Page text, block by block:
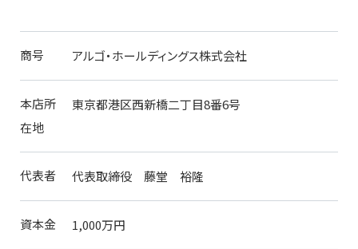
商号 アルゴ・ホールディングス株式会社
本店所
在地
東京都港区西新橋二丁目8番6号
代表者 代表取締役 藤堂 裕隆
資本金 1,000万円